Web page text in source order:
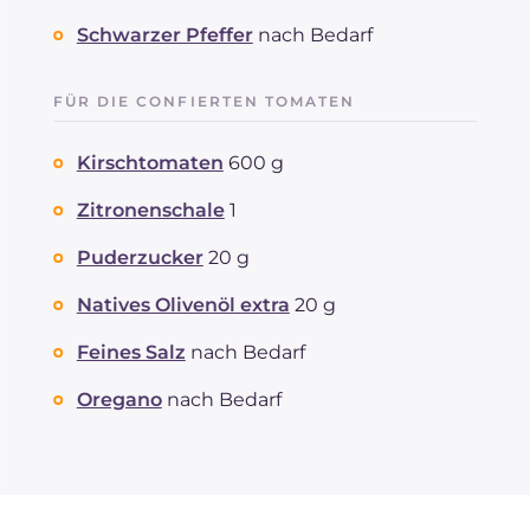
Schwarzer Pfeffer nach Bedarf
FÜR DIE CONFIERTEN TOMATEN
Kirschtomaten 600 g
Zitronenschale 1
Puderzucker 20 g
Natives Olivenöl extra 20 g
Feines Salz nach Bedarf
Oregano nach Bedarf